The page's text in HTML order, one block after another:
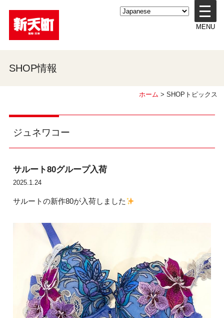
メ
ニ
ュ
MENU
SHOP情報
ホーム > SHOPトピックス
ジュネワコー
サルート80グループ入荷
2025.1.24
サルートの新作80が入荷しました